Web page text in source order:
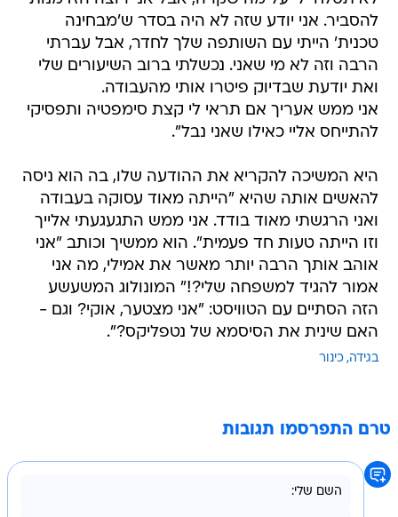
להסביר. אני יודע שזה לא היה בסדר ש'מבחינה
טכנית' הייתי עם השותפה שלך לחדר, אבל עברתי
הרבה וזה לא מי שאני. נכשלתי ברוב השיעורים שלי
ואת יודעת שבדיוק פיטרו אותי מהעבודה.
אני ממש אעריך אם תראי לי קצת סימפטיה ותפסיקי
להתייחס אליי כאילו שאני נבל".
היא המשיכה להקריא את ההודעה שלו, בה הוא ניסה
להאשים אותה שהיא "הייתה מאוד עסוקה בעבודה
ואני הרגשתי מאוד בודד. אני ממש התגעגעתי אלייך
וזו הייתה טעות חד פעמית". הוא ממשיך וכותב "אני
אוהב אותך הרבה יותר מאשר את אמילי, מה אני
אמור להגיד למשפחה שלי?!" המונולוג המשעשע
הזה הסתיים עם הטוויסט: "אני מצטער, אוקי? וגם -
האם שינית את הסיסמא של נטפליקס?".
בגידה כינור
טרם התפרסמו תגובות